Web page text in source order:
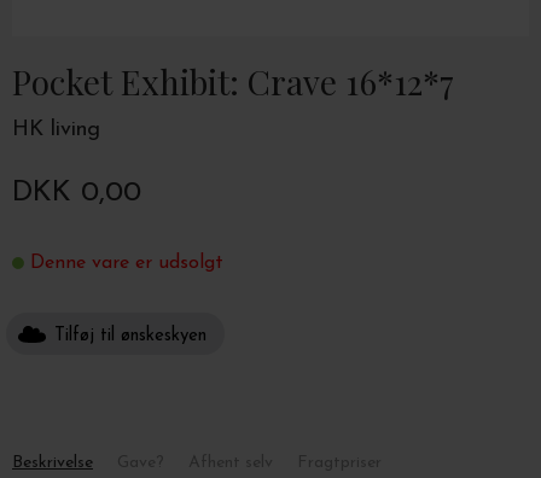
Pocket Exhibit: Crave 16*12*7
HK living
DKK 0,00
Denne vare er udsolgt
Tilføj til ønskeskyen
Beskrivelse